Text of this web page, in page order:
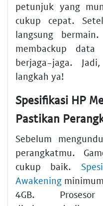
petunjuk yang
cukup cepat.
langsung
membackup
berjaga-jaga.
langkah ya!
Spesifikasi HP
Pastikan
Sebelum
perangkatmu.
cukup baik.
Awakening
4GB.